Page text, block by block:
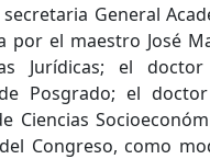
General
por el maestro José
Jurídicas; el doctor
Posgrado; el
Ciencias
Congreso, como